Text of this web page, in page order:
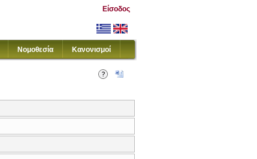
Είσοδος
Νομοθεσία Κανονισμοί